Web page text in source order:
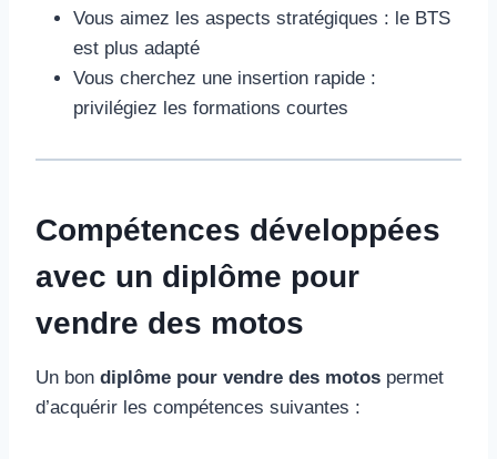
Vous aimez les aspects stratégiques : le BTS
est plus adapté
Vous cherchez une insertion rapide :
privilégiez les formations courtes
Compétences développées
avec un diplôme pour
vendre des motos
Un bon diplôme pour vendre des motos permet
d’acquérir les compétences suivantes :